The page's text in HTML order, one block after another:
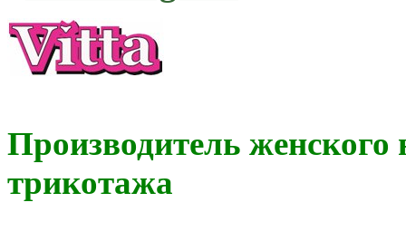
Производитель
трикотажа